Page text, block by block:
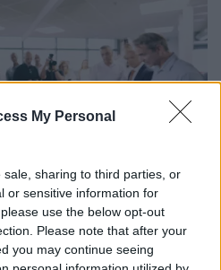
My Personal
sharing to third parties, or
or sensitive information for
use the below opt-out
Please note that after your
you may continue seeing